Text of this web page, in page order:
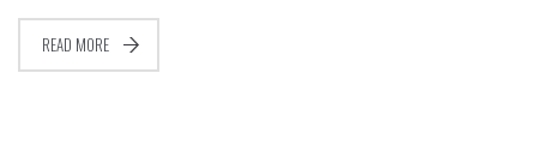
READ MORE